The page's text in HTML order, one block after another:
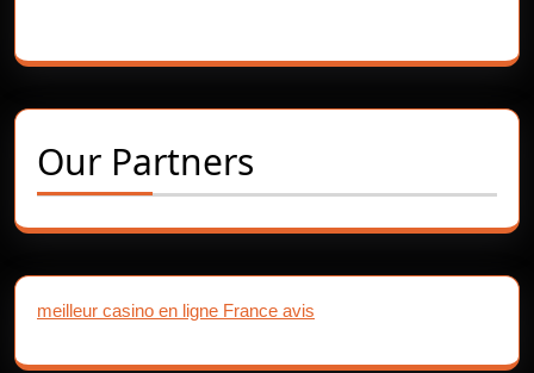
Our Partners
meilleur casino en ligne France avis